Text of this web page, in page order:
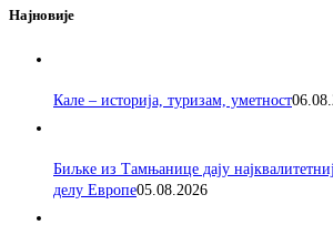
Најновије
Кале – историја, туризам, уметност
Биљке из Тамњанице дају
делу Европе05.08.2026